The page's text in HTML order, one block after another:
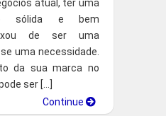
atual, ter uma
sólida e bem
de ser uma
uma necessidade.
da sua marca no
ser […]
Continue